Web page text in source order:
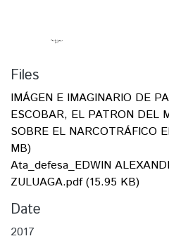
Files
IMÁGEN E IMAGINARIO DE
ESCOBAR, EL PATRON DEL
SOBRE EL NARCOTRÁFICO
MB)
Ata_defesa_EDWIN
ZULUAGA.pdf(15.95 KB)
Date
2017